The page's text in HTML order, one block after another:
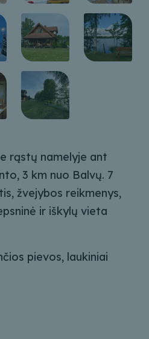
rąstų namelyje ant
3 km nuo Balvų. 7
žvejybos reikmenys,
ir iškylų ​​​​vieta
pievos, laukiniai